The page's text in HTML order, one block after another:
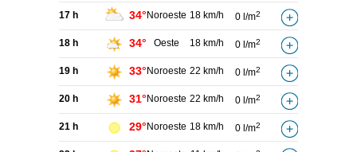
17 h 34° Noroeste 18 km/h 0 l/m2
18 h 34° Oeste 18 km/h 0 l/m2
19 h 33° Noroeste 22 km/h 0 l/m2
20 h 31° Noroeste 22 km/h 0 l/m2
21 h 29° Noroeste 18 km/h 0 l/m2